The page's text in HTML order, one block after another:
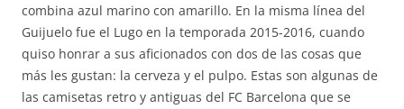
combina azul marino con amarillo. En la misma línea del
Guijuelo fue el Lugo en la temporada 2015-2016, cuando
quiso honrar a sus aficionados con dos de las cosas que
más les gustan: la cerveza y el pulpo. Estas son algunas de
las camisetas retro y antiguas del FC Barcelona que se